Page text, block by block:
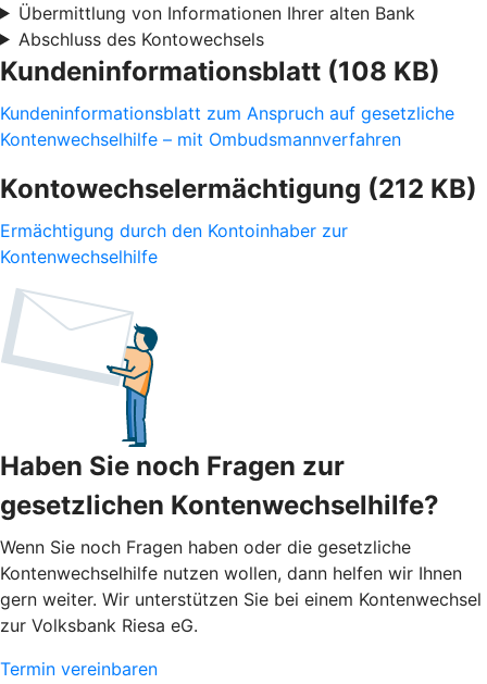
Übermittlung von Informationen Ihrer alten Bank
Abschluss des Kontowechsels
Kundeninformationsblatt (108 KB)
Kundeninformationsblatt zum Anspruch auf gesetzliche
Kontenwechselhilfe – mit Ombudsmannverfahren
Kontowechselermächtigung (212 KB)
Ermächtigung durch den Kontoinhaber zur
Kontenwechselhilfe
Haben Sie noch Fragen zur
gesetzlichen Kontenwechselhilfe?
Wenn Sie noch Fragen haben oder die gesetzliche
Kontenwechselhilfe nutzen wollen, dann helfen wir Ihnen
gern weiter. Wir unterstützen Sie bei einem Kontenwechsel
zur Volksbank Riesa eG.
Termin vereinbaren